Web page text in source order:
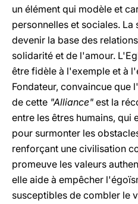
un élément qui modèle et
personnelles et sociales. La
devenir la base des
solidarité et de l'amour.
être fidèle à l'exemple et à
Fondateur, convaincue que
de cette "Alliance" est la
entre les êtres humains, qui
pour surmonter les
renforçant une civilisation
promeuve les valeurs
elle aide à empêcher
susceptibles de combler le